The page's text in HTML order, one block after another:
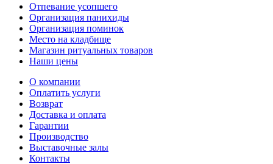
Отпевание усопшего
Организация панихиды
Организация поминок
Место на кладбище
Магазин ритуальных товаров
Наши цены
О компании
Оплатить услуги
Возврат
Доставка и оплата
Гарантии
Производство
Выставочные залы
Контакты